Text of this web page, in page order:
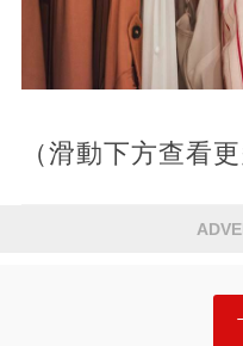
（滑動下方查看